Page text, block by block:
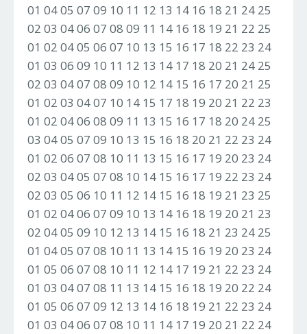
01 04 05 07 09 10 11 12 13 14 16 18 21 24 25
02 03 04 06 07 08 09 11 14 16 18 19 21 22 25
01 02 04 05 06 07 10 13 15 16 17 18 22 23 24
01 03 06 09 10 11 12 13 14 17 18 20 21 24 25
02 03 04 07 08 09 10 12 14 15 16 17 20 21 25
01 02 03 04 07 10 14 15 17 18 19 20 21 22 23
01 02 04 06 08 09 11 13 15 16 17 18 20 24 25
03 04 05 07 09 10 13 15 16 18 20 21 22 23 24
01 02 06 07 08 10 11 13 15 16 17 19 20 23 24
02 03 04 05 07 08 10 14 15 16 17 19 22 23 24
02 03 05 06 10 11 12 14 15 16 18 19 21 23 25
01 02 04 06 07 09 10 13 14 16 18 19 20 21 23
02 04 05 09 10 12 13 14 15 16 18 21 23 24 25
01 04 05 07 08 10 11 13 14 15 16 19 20 23 24
01 05 06 07 08 10 11 12 14 17 19 21 22 23 24
01 03 04 07 08 11 13 14 15 16 18 19 20 22 24
01 05 06 07 09 12 13 14 16 18 19 21 22 23 24
01 03 04 06 07 08 10 11 14 17 19 20 21 22 24